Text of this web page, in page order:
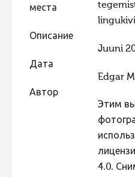
Фотоконкурс 2019
Фотоконкурс 2018
Фотоконкурс 2017
Фотоконкурс 2016
Фотоконкурс 2015
Фотоконкурс 2013
Фотоконкурс 2012
места
Описание
Дата
Juuni
Автор
Edgar
Этим
4.0.